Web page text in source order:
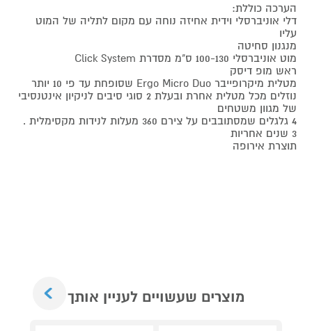
הערכה כוללת:
דלי אוניברסלי וידית אחיזה נוחה עם מקום לתליה של המוט
עליו
מנגנון סחיטה
מוט אוניברסלי 100-130 ס"מ מסדרת Click System
ראש מופ דיסק
מטלית מיקרופייבר Ergo Micro Duo שסופחת עד פי 10 יותר
נוזלים מכל מטלית אחרת ובעלת 2 סוגי סיבים לניקיון אינטנסיבי
של מגוון משטחים
4 גלגלים שמסתובבים על צירם 360 מעלות לנידות מקסימלית .
3 שנים אחריות
תוצרת אירופה
מוצרים שעשויים לעניין אותך